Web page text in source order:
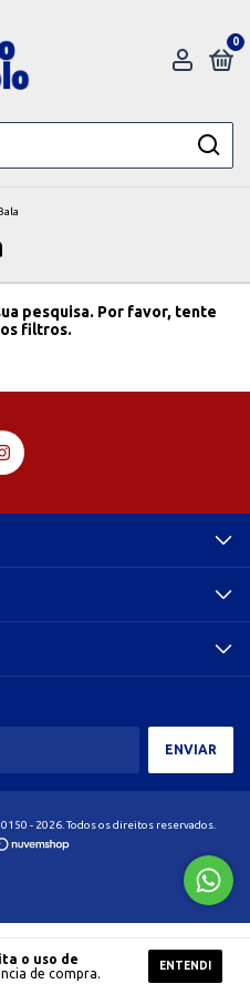
0
o uso de
de compra.
ENTENDI
pesquisa. Por favor, tente
filtros.
- 2026. Todos os direitos reservados.